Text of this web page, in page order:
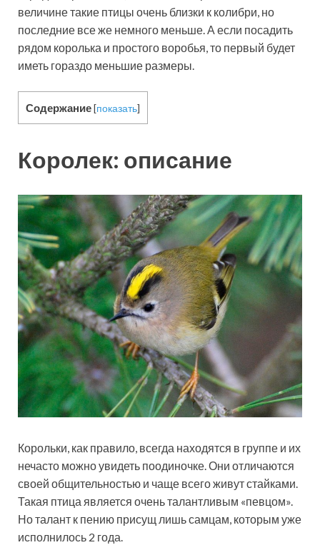
величине такие птицы очень близки к колибри, но
последние все же немного меньше. А если посадить
рядом королька и простого воробья, то первый будет
иметь гораздо меньшие размеры.
Содержание[показать]
Королек: описание
Корольки, как правило, всегда находятся в группе и их
нечасто можно увидеть поодиночке. Они отличаются
своей общительностью и чаще всего живут стайками.
Такая птица является очень талантливым «певцом».
Но талант к пению присущ лишь самцам, которым уже
исполнилось 2 года.